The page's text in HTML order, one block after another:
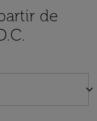
de
keyboard_arrow_down